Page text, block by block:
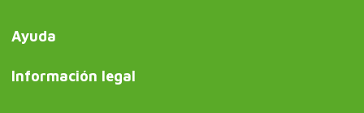
Ayuda
Información legal